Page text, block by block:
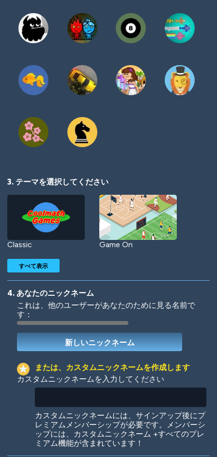
3. テーマを選択してください
Classic Game On
Woof
Colorful
すべて表示
4. あなたのニックネーム
これは、他のユーザーがあなたのために見る名前で
す：
または、カスタムニックネームを作成します
カスタムニックネームを入力してください
カスタムニックネームには、サインアップ後にプ
レミアムメンバーシップが必要です。メンバーシ
ップには、カスタムニックネーム +すべてのプレ
ミアム機能が含まれています！